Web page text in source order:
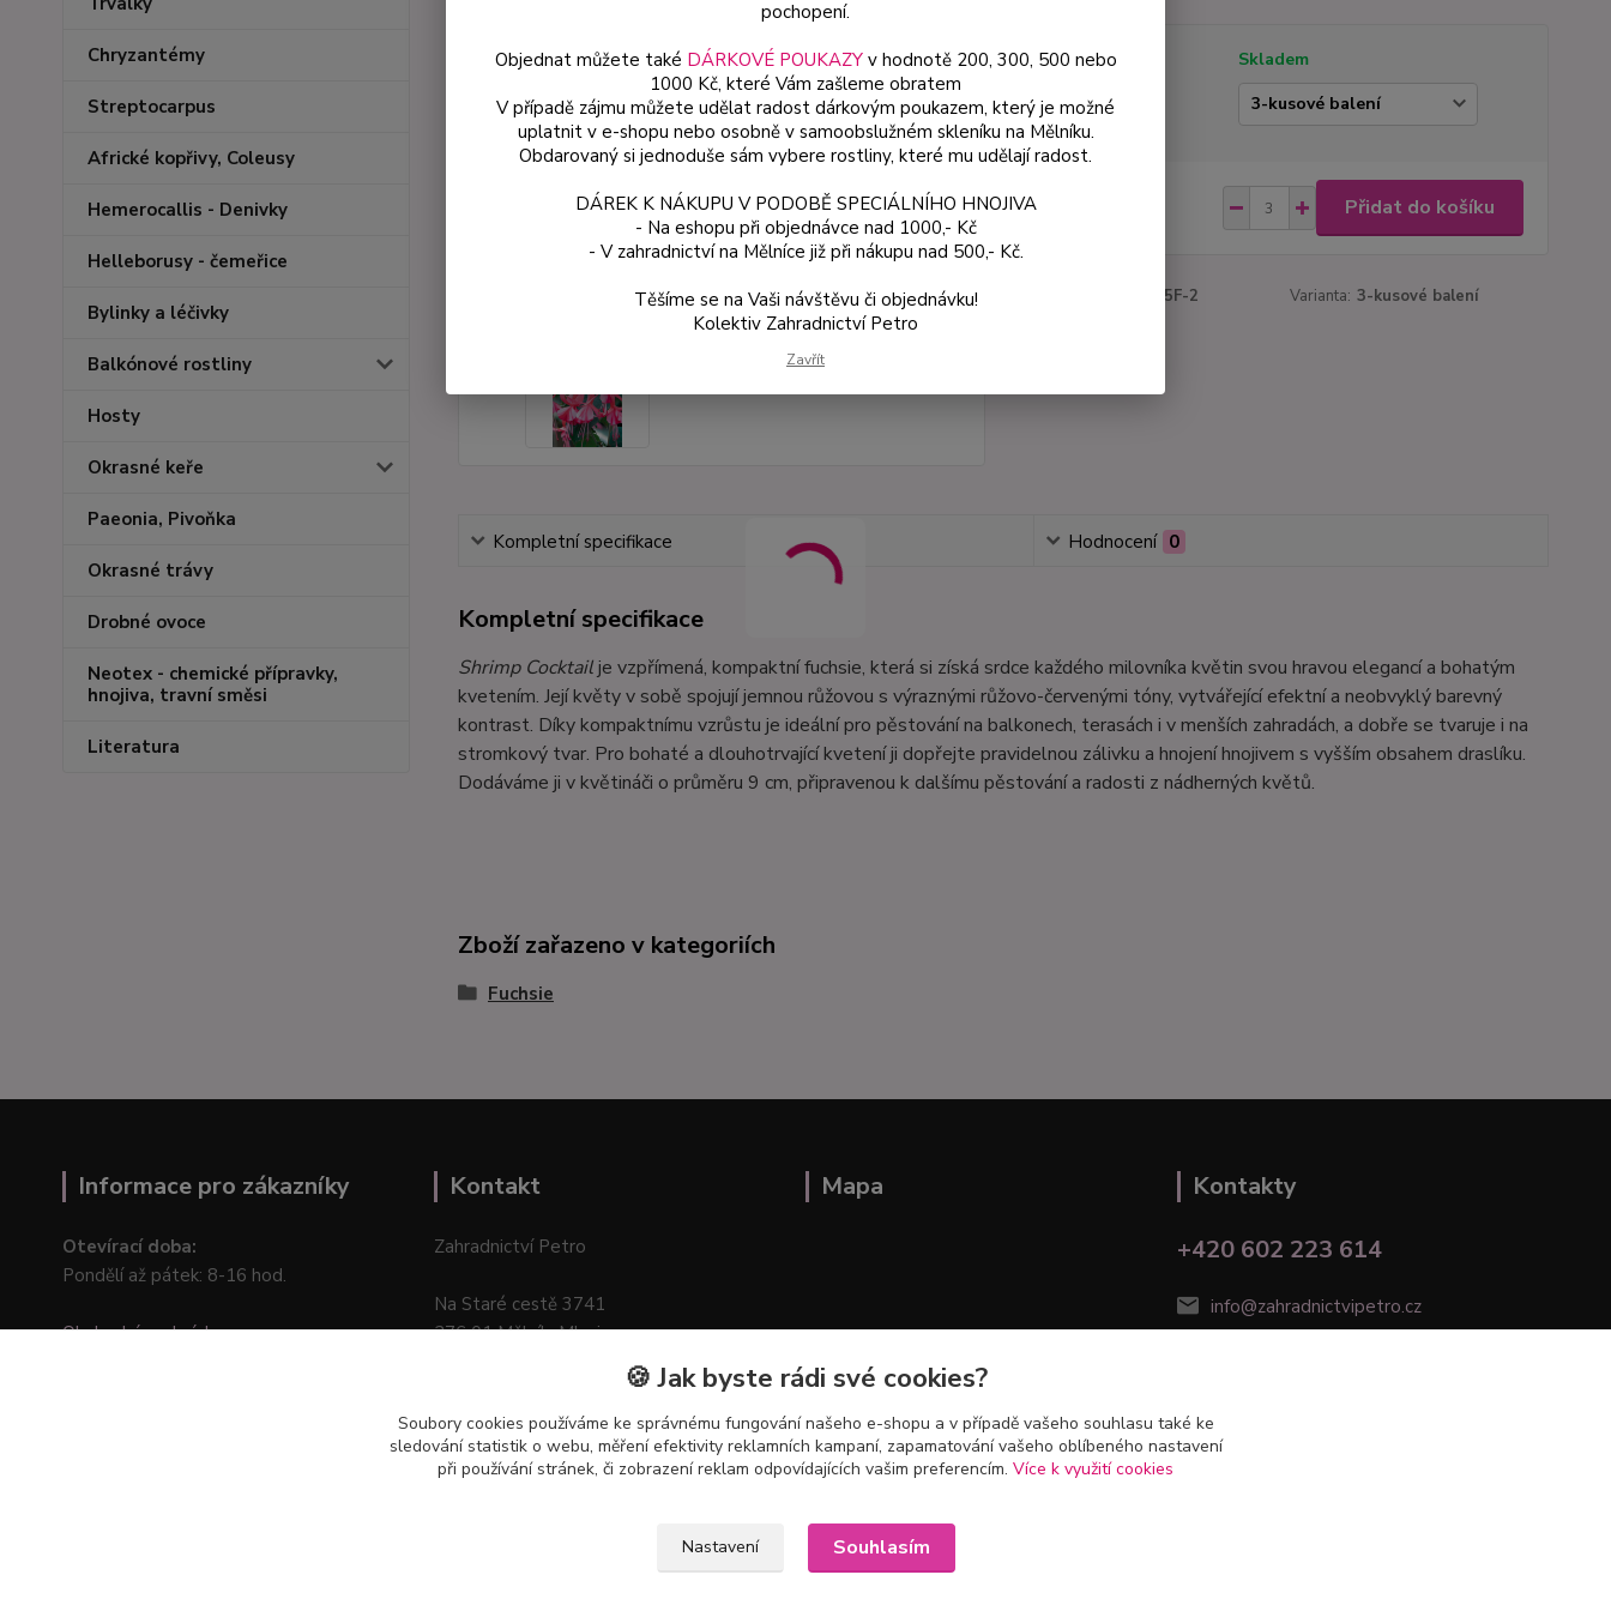
Chryzantémy
Streptocarpus
Africké kopřivy, Coleusy
Hemerocallis - Denivky
Helleborusy - čemeřice
Bylinky a léčivky
Balkónové rostliny
Hosty
Okrasné keře
Paeonia, Pivoňka
Okrasné trávy
Drobné ovoce
Neotex - chemické přípravky,
hnojiva, travní směsi
Literatura
Dostupnost
Skladem
Varianta
Přidat do košíku
1135F-2 Varianta: 3-kusové balení
Kompletní specifikace Hodnocení 0
Kompletní specifikace
Shrimp Cocktailje vzpřímená, kompaktní fuchsie, která si získá srdce každého milovníka květin svou hravou elegancí a bohatým
kvetením. Její květy v sobě spojují jemnou růžovou s výraznými růžovo-červenými tóny, vytvářející efektní a neobvyklý barevný
kontrast. Díky kompaktnímu vzrůstu je ideální pro pěstování na balkonech, terasách i v menších zahradách, a dobře se tvaruje i na
stromkový tvar. Pro bohaté a dlouhotrvající kvetení ji dopřejte pravidelnou zálivku a hnojení hnojivem s vyšším obsahem draslíku.
Dodáváme ji v květináči o průměru 9 cm, připravenou k dalšímu pěstování a radosti z nádherných květů.
Zboží zařazeno v kategoriích
Fuchsie
Informace pro zákazníky
Otevírací doba:
Pondělí až pátek: 8-16 hod.
Obchodní podmínky
Kontakt
Zahradnictví Petro
Na Staré cestě 3741
276 01 Mělník–Mlazice
Mapa
Kontakty
+420 602 223 614
info@zahradnictvipetro.cz
pochopení.
Objednat můžete také DÁRKOVÉ POUKAZYv hodnotě 200, 300, 500 nebo
1000 Kč, které Vám zašleme obratem
V případě zájmu můžete udělat radost dárkovým poukazem, který je možné
uplatnit v e-shopu nebo osobně v samoobslužném skleníku na Mělníku.
Obdarovaný si jednoduše sám vybere rostliny, které mu udělají radost.
DÁREK K NÁKUPU V PODOBĚ SPECIÁLNÍHO HNOJIVA
- Na eshopu při objednávce nad 1000,- Kč
- V zahradnictví na Mělníce již při nákupu nad 500,- Kč.
Těšíme se na Vaši návštěvu či objednávku!
Kolektiv Zahradnictví Petro
Zavřít
🍪 Jak byste rádi své cookies?
Soubory cookies používáme ke správnému fungování našeho e-shopu a v případě vašeho souhlasu také ke
sledování statistik o webu, měření efektivity reklamních kampaní, zapamatování vašeho oblíbeného nastavení
při používání stránek, či zobrazení reklam odpovídajících vašim preferencím. Více k využití cookies
Nastavení Souhlasím